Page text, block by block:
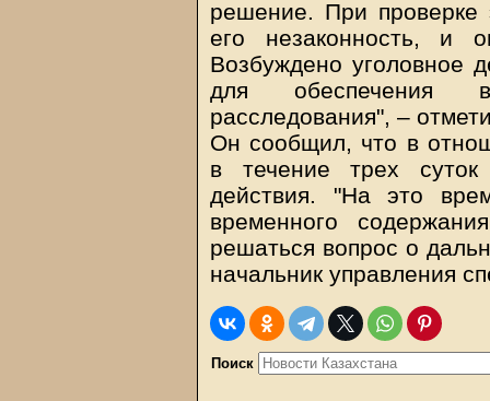
решение. При проверке
его незаконность, и
Возбуждено уголовное
для обеспечения
расследования", –
Он сообщил, что в
в течение трех суток
действия. "На это
временного
решаться вопрос о
начальник управления
Поиск